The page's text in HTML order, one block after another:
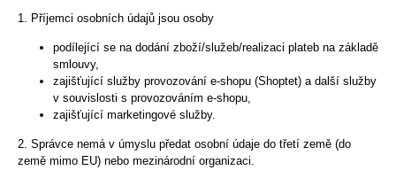
1. Příjemci osobních údajů jsou osoby
podílející se na dodání zboží/služeb/realizaci plateb na základě
smlouvy,
zajišťující služby provozování e-shopu (Shoptet) a další služby
v souvislosti s provozováním e-shopu,
zajišťující marketingové služby.
2. Správce nemá v úmyslu předat osobní údaje do třetí země (do
země mimo EU) nebo mezinárodní organizaci.